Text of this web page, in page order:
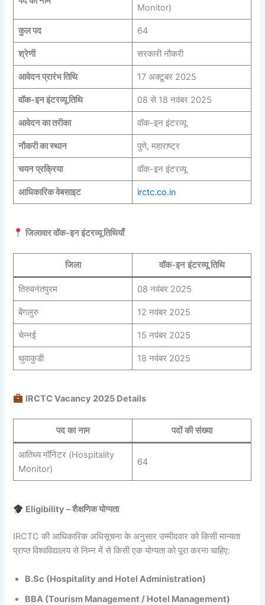
Monitor)
कुल पद 64
श्रेणी सरकारी नौकरी
आवेदन प्रारंभ तिथि 17 अक्टूबर 2025
वॉक-इन इंटरव्यू तिथि 08 से 18 नवंबर 2025
आवेदन का तरीका वॉक-इन इंटरव्यू
नौकरी का स्थान पुणे, महाराष्ट्र
चयन प्रक्रिया वॉक-इन इंटरव्यू
आधिकारिक वेबसाइट irctc.co.in
जिलावार वॉक-इन इंटरव्यू तिथियाँ
जिला वॉक-इन इंटरव्यू तिथि
तिरुवनंतपुरम 08 नवंबर 2025
बेंगलुरु 12 नवंबर 2025
चेन्नई 15 नवंबर 2025
थुवाकुडी 18 नवंबर 2025
IRCTC Vacancy 2025 Details
पद का नाम पदों की संख्या
आतिथ्य मॉनिटर (Hospitality
Monitor)
64
Eligibility – शैक्षणिक योग्यता
IRCTC की आधिकारिक अधिसूचना के अनुसार उम्मीदवार को किसी मान्यता
प्राप्त विश्वविद्यालय से निम्न में से किसी एक योग्यता को पूरा करना चाहिए:
B.Sc (Hospitality and Hotel Administration)
BBA (Tourism Management / Hotel Management)